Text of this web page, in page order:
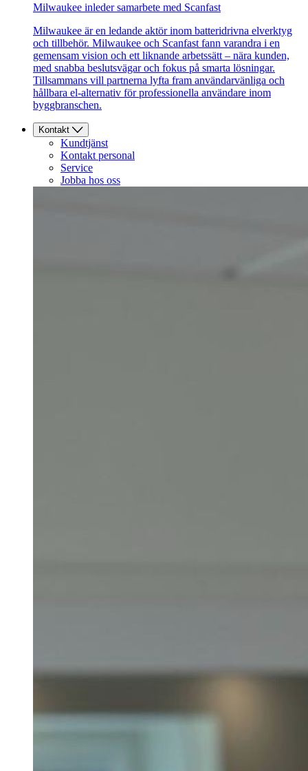
Milwaukee inleder samarbete med Scanfast
Milwaukee är en ledande aktör inom batteridrivna elverktyg
och tillbehör. Milwaukee och Scanfast fann varandra i en
gemensam vision och ett liknande arbetssätt – nära kunden,
med snabba beslutsvägar och fokus på smarta lösningar.
Tillsammans vill partnerna lyfta fram användarvänliga och
hållbara el-alternativ för professionella användare inom
byggbranschen.
Kontakt
Kundtjänst
Kontakt personal
Service
Jobba hos oss